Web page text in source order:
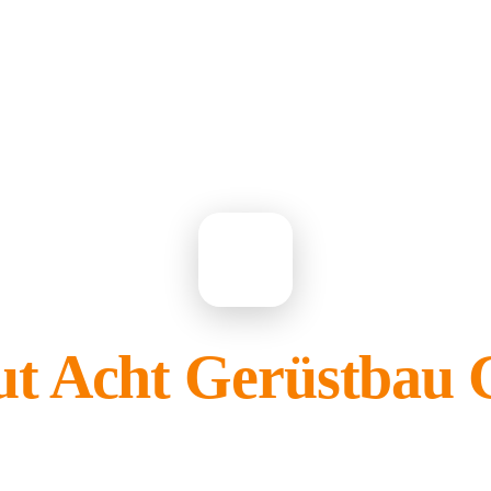
Acht Gerüstbau